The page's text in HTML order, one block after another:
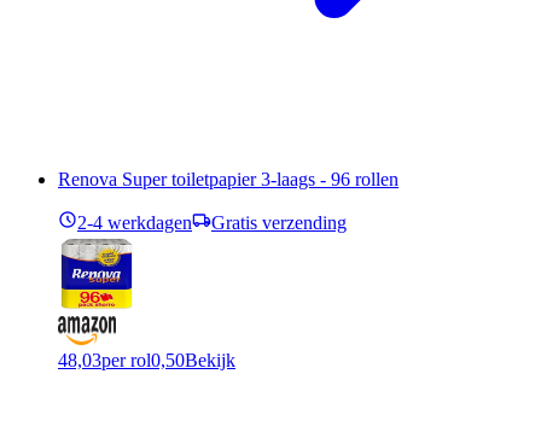
Renova Super toiletpapier 3-laags - 96 rollen
2-4 werkdagen Gratis verzending
48,03per rol0,50Bekijk